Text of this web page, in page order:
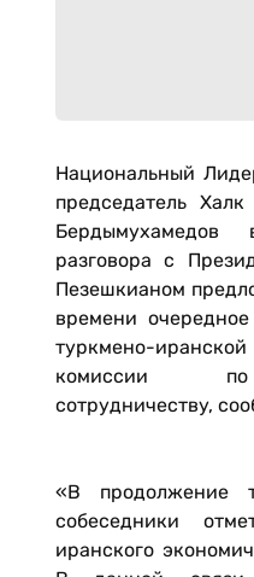
Национальный
председатель
разговора с
Пезешкианом
времени
туркмено-
комиссии по
сотрудничеству,
«В продолжение
собеседники
иранского